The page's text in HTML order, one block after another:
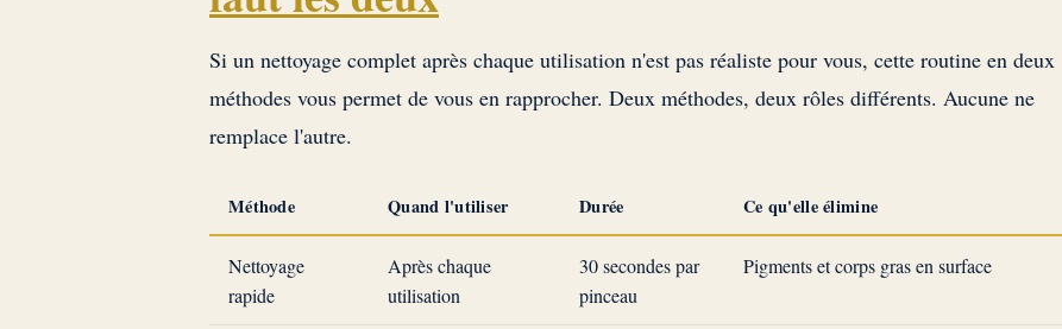
Si un nettoyage complet après chaque utilisation n'est pas réaliste pour vous, cette routine en deux
méthodes vous permet de vous en rapprocher. Deux méthodes, deux rôles différents. Aucune ne
remplace l'autre.
Méthode Quand l'utiliser Durée Ce qu'elle élimine
Nettoyage
rapide
Après chaque
utilisation
30 secondes par
pinceau
Pigments et corps gras en surface